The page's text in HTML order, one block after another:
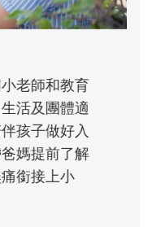
│讀懂父親的
人總是在一次
著孩子一起長
，到獨立自
力養成。爸爸
子每個重要的